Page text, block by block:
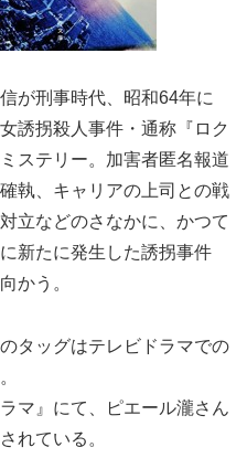
が刑事時代、昭和64年に
誘拐殺人事件・通称『ロク
ステリー。加害者匿名報道
執、キャリアの上司との戦
立などのさなかに、かつて
新たに発生した誘拐事件
かう。
タッグはテレビドラマでの
マ』にて、ピエール瀧さん
れている。